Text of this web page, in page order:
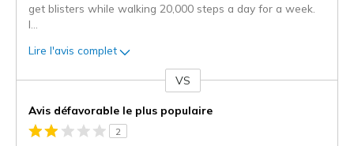
get blisters while walking 20,000 steps a day for a week.
I
Lire l'avis complet
projecteur
sur
VS
Avis défavorable le plus populaire
2